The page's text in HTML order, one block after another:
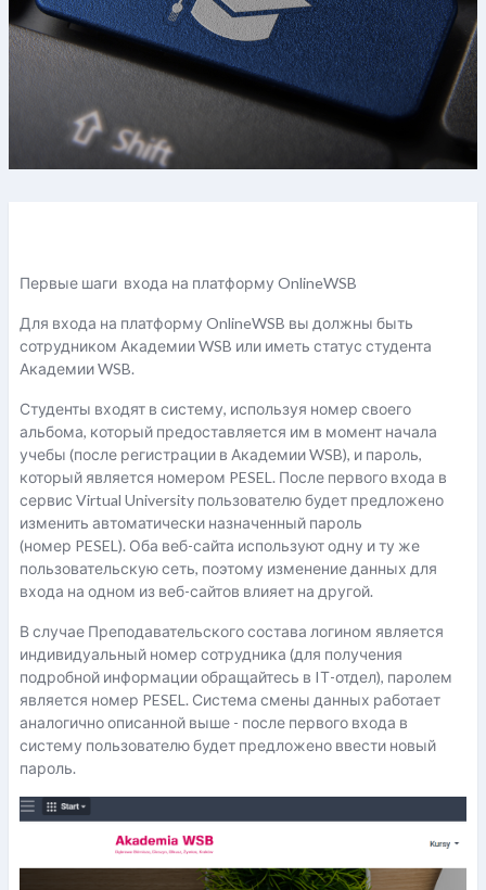
Первые шаги входа на платформу OnlineWSB
Для входа на платформу OnlineWSB вы должны быть
сотрудником АкадемииWSB или иметь статус студента
АкадемииWSB.
Студенты входят в систему, используя номер своего
альбома, который предоставляется им в момент начала
учебы (после регистрации в АкадемииWSB), и пароль,
который является номером PESEL . После первого входа в
сервис Virtual University пользователю будет предложено
изменить автоматически назначенный пароль
(номер PESEL ). Оба веб-сайта используют одну и ту же
пользовательскую сеть, поэтому изменение данных для
входа на одном из веб-сайтов влияет на другой.
В случае Преподавательского состава логином является
индивидуальный номер сотрудника (для получения
подробной информации обращайтесь в IТ-отдел), паролем
является номер PESEL . Система смены данных работает
аналогично описанной выше - после первого входа в
систему пользователю будет предложено ввести новый
пароль.